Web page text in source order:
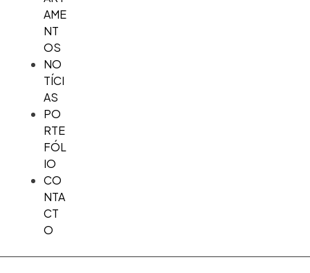
AME
NT
OS
NO
TÍCI
AS
PO
RTE
FÓL
IO
CO
NTA
CT
O